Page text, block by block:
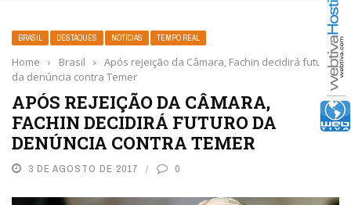
BRASIL DESTAQUES NOTÍCIAS TEMPO REAL
Home › Brasil ›
Após rejeição da Câmara, Fachin decidirá futuro
da denúncia contra Temer
APÓS REJEIÇÃO DA CÂMARA,
FACHIN DECIDIRÁ FUTURO DA
DENÚNCIA CONTRA TEMER
3 DE AGOSTO DE 2017 0